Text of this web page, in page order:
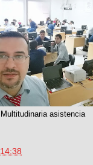
Multitudinaria asistencia
14:38